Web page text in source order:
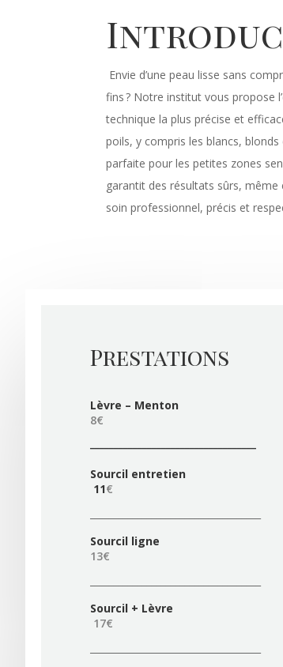
Envie d’une peau lisse sans
fins ? Notre institut vous propose
technique la plus précise et
poils, y compris les blancs,
parfaite pour les petites zones
garantit des résultats sûrs,
soin professionnel, précis et
Prestations
Lèvre – Menton
8€
Sourcil entretien
11€
Sourcil ligne
13€
Sourcil + Lèvre
17€